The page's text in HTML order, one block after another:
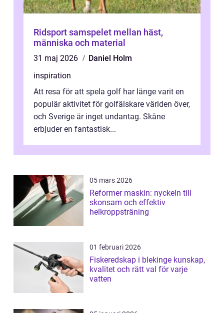
Ridsport samspelet mellan häst,
människa och material
31 maj 2026
Daniel Holm
inspiration
Att resa för att spela golf har länge varit en
populär aktivitet för golfälskare världen över,
och Sverige är inget undantag. Skåne
erbjuder en fantastisk...
05 mars 2026
Reformer maskin: nyckeln till
skonsam och effektiv
helkroppsträning
01 februari 2026
Fiskeredskap i blekinge kunskap,
kvalitet och rätt val för varje
vatten